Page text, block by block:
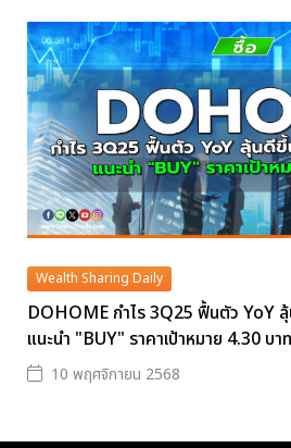
Wealth Sharing Daily
DOHOME กำไร 3Q25 ฟื้นตัว YoY
แนะนำ "BUY" ราคาเป้าหมาย 4.30 บาท
10 พฤศจิกายน 2568